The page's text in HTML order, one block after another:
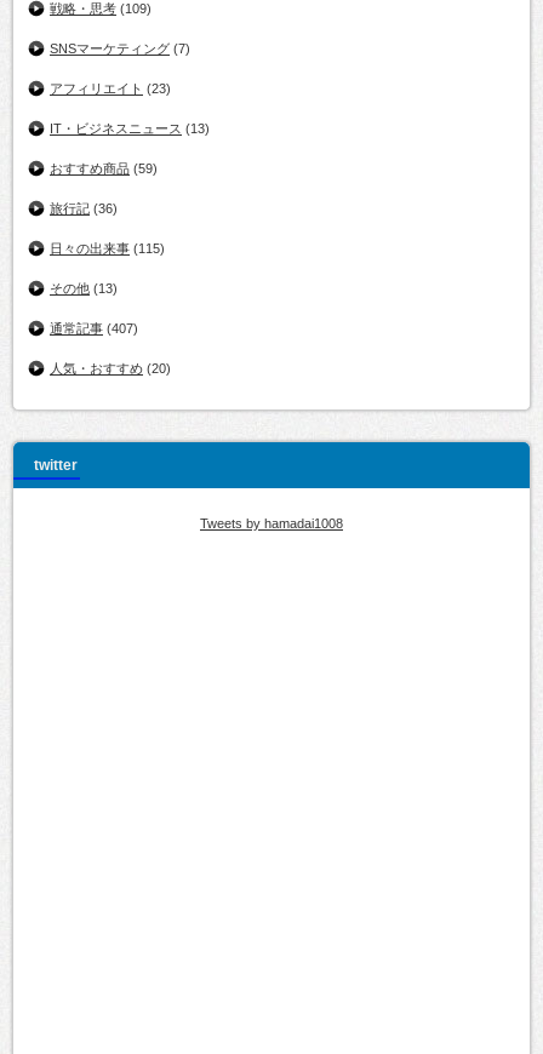
戦略・思考 (109)
SNSマーケティング (7)
アフィリエイト (23)
IT・ビジネスニュース (13)
おすすめ商品 (59)
旅行記 (36)
日々の出来事 (115)
その他 (13)
通常記事 (407)
人気・おすすめ (20)
twitter
Tweets by hamadai1008